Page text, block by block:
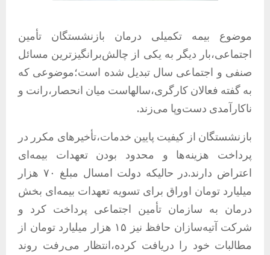
موضوع بیمه تکمیلی درمان بازنشستگان تأمین
اجتماعی،بار دیگر به یکی از چالش‌برانگیزترین مسائل
صنفی و اجتماعی سال تبدیل شده است؛موضوعی که
به گفته فعالان کارگری،سالهاست میان انحصار،رانت و
ناکارآمدی دست‌وپا می‌زند.
بازنشستگان از کیفیت پایین خدمات،تأخیرهای مکرر در
پرداخت هزینه‌ها و محدود بودن تعهدات بیمه‌ای
اعتراض دارند.در حالیکه دولت امسال مبلغ ۷۰ هزار
میلیارد تومان اوراق برای تسویه تعهدات بیمه‌ای بخش
درمان به سازمان تأمین اجتماعی پرداخت کرد و
شرکت آتیه‌سازان حافظ نیز ۱۵ هزار میلیارد تومان از
مطالبات خود را دریافت کرده،انتظار می‌رفت روند